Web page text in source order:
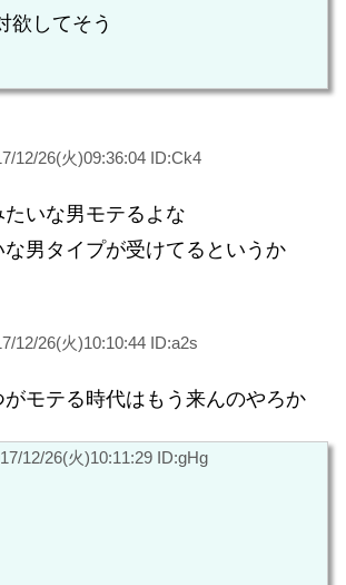
欲してそう
12/26(火)09:36:04 ID:Ck4
いな男モテるよな
な男タイプが受けてるというか
12/26(火)10:10:44 ID:a2s
モテる時代はもう来んのやろか
12/26(火)10:11:29 ID:gHg